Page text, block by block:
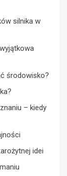
silnika w
środowisko?
– kiedy
idei